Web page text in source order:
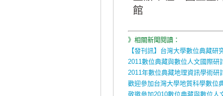
館
》相關新聞閱讀：
【發刊訊】台灣大學數位典藏
2011數位典藏與數位人文國際研
2011年數位典藏地理資訊學術研
歡迎參加台灣大學地質科學數位
敬邀參加2010數位典藏與數位人